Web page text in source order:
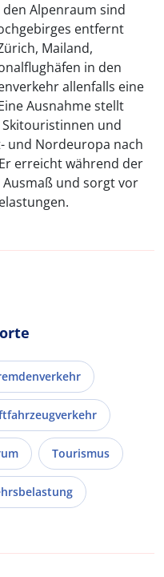
Alpenraum sind
entfernt
Mailand,
in den
allenfalls eine
Ausnahme stellt
und
und Nordeuropa nach
erreicht während der
und sorgt vor
Tourismus